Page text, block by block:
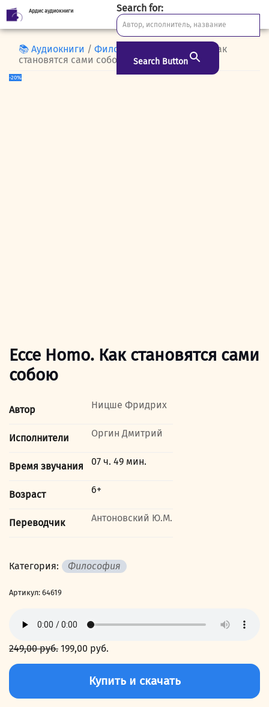
Skip
to
Ардис аудиокниги Search for:
Search Button
📚 Аудиокниги / Философия
/ Ecce Homo. Как
становятся сами собою
-20%
Ecce Homo. Как становятся сами
собою
Автор Ницше Фридрих
Исполнители Оргин Дмитрий
Время звучания 07 ч. 49 мин.
Возраст 6+
Переводчик Антоновский Ю.М.
Категория: Философия
Артикул: 64619
249,00руб. Первоначальная
249,00 руб..
199,00 руб.
Количество
Ecce
Homo.
Купить и скачать